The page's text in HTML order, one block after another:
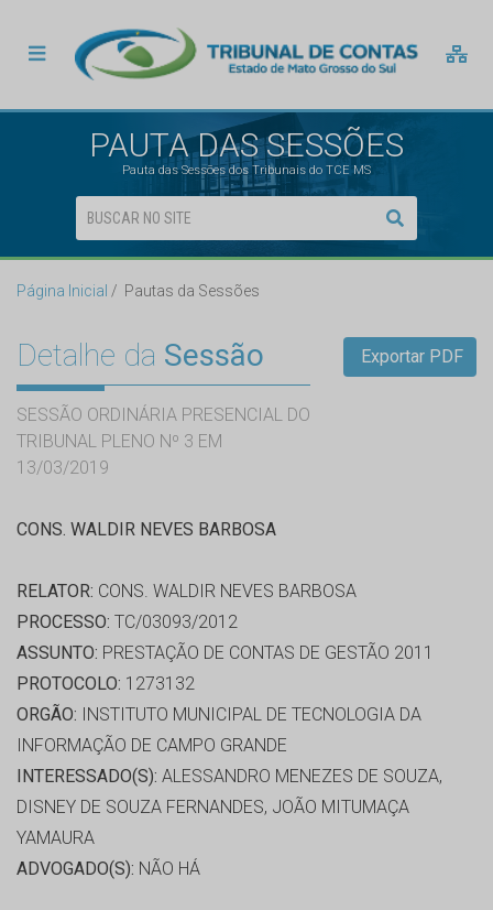
PAUTA DAS SESSÕES
Pauta das Sessões dos Tribunais do TCE MS
Página Inicial Pautas da Sessões
Detalhe da Sessão
SESSÃO ORDINÁRIA PRESENCIAL DO
TRIBUNAL PLENO Nº 3 EM
13/03/2019
Exportar PDF
CONS. WALDIR NEVES BARBOSA
RELATOR: CONS. WALDIR NEVES BARBOSA
PROCESSO: TC/03093/2012
ASSUNTO: PRESTAÇÃO DE CONTAS DE GESTÃO 2011
PROTOCOLO: 1273132
ORGÃO: INSTITUTO MUNICIPAL DE TECNOLOGIA DA
INFORMAÇÃO DE CAMPO GRANDE
INTERESSADO(S): ALESSANDRO MENEZES DE SOUZA,
DISNEY DE SOUZA FERNANDES, JOÃO MITUMAÇA
YAMAURA
ADVOGADO(S): NÃO HÁ